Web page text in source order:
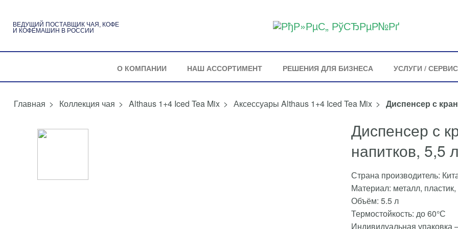
ВЕДУЩИЙ ПОСТАВЩИК ЧАЯ, КОФЕ
И КОФЕМАШИН В РОССИИ
О КОМПАНИИ НАШ АССОРТИМЕНТ РЕШЕНИЯ ДЛЯ БИЗНЕСА УСЛУГИ / СЕРВИС
> Коллекция чая > Althaus 1+4 Iced Tea Mix > Аксессуары Althaus 1+4 Iced Tea Mix > Диспенсер с
Диспенсер с
напитков, 5,5
Страна производитель:
Материал: металл, пластик,
Объём: 5.5 л
Термостойкость: до 60°С
Индивидуальная упаковка